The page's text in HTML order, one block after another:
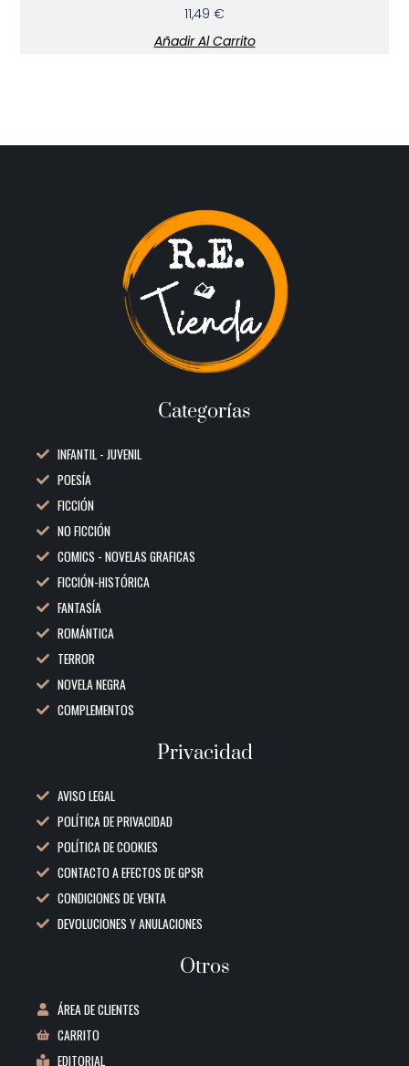
11,49 €
Añadir Al Carrito
Categorías
INFANTIL - JUVENIL
POESÍA
FICCIÓN
NO FICCIÓN
COMICS - NOVELAS GRAFICAS
FICCIÓN-HISTÓRICA
FANTASÍA
ROMÁNTICA
TERROR
NOVELA NEGRA
COMPLEMENTOS
Privacidad
AVISO LEGAL
POLÍTICA DE PRIVACIDAD
POLÍTICA DE COOKIES
CONTACTO A EFECTOS DE GPSR
CONDICIONES DE VENTA
DEVOLUCIONES Y ANULACIONES
Otros
ÁREA DE CLIENTES
CARRITO
EDITORIAL